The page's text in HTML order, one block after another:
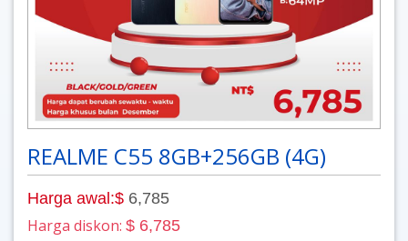
REALME C55 8GB+256GB (4G)
Harga awal:$ 6,785
Harga diskon: $ 6,785